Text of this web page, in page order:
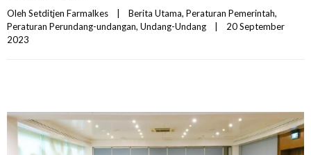
Oleh Setditjen Farmalkes Berita Utama, Peraturan Pemerintah
Peraturan Perundang-undangan, Undang-Undang
20 September
2023